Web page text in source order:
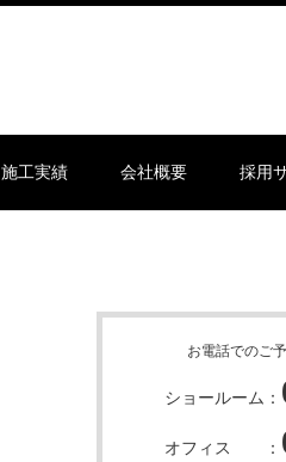
施工実績 会社概要 採用
お電話でのご
ショールーム：
オフィス ：